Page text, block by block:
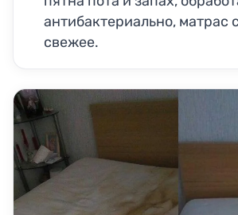
антибактериально, матрас
свежее.